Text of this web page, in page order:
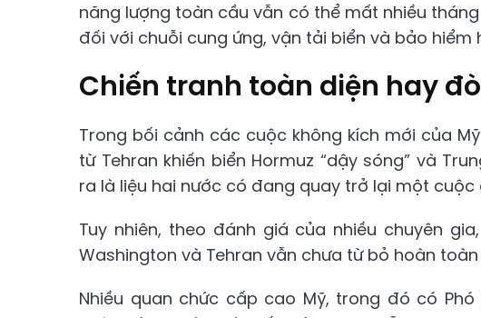
năng lượng toàn cầu vẫn có thể mất nhiều
đối với chuỗi cung ứng, vận tải biển và bảo hiểm
Chiến tranh toàn diện hay
Trong bối cảnh các cuộc không kích mới của
từ Tehran khiến biển Hormuz “dậy sóng” và
ra là liệu hai nước có đang quay trở lại một cuộc
Tuy nhiên, theo đánh giá của nhiều chuyên
Washington và Tehran vẫn chưa từ bỏ hoàn
Nhiều quan chức cấp cao Mỹ, trong đó có